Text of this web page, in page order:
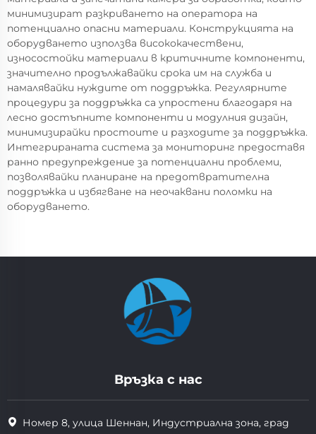
минимизират разкриването на оператора на
потенциално опасни материали. Конструкцията на
оборудването използва висококачествени,
износостойки материали в критичните компоненти,
значително продължавайки срока им на служба и
намалявайки нуждите от поддръжка. Регулярните
процедури за поддръжка са упростени благодаря на
лесно достъпните компоненти и модулния дизайн,
минимизирайки простоите и разходите за поддръжка.
Интегрираната система за мониторинг предоставя
ранно предупреждение за потенциални проблеми,
позволявайки планиране на предотвратителна
поддръжка и избягване на неочаквани поломки на
оборудването.
Връзка с нас
Номер 8, улица Шеннан, Индустриална зона, град